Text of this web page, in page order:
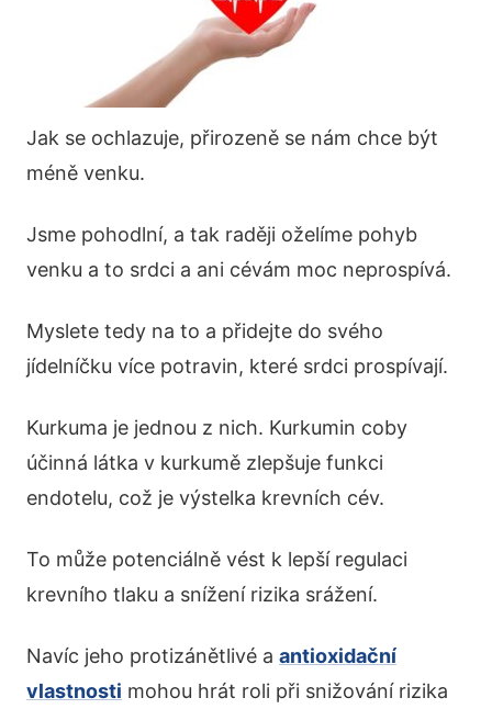
Jak se ochlazuje, přirozeně se nám chce být
méně venku.
Jsme pohodlní, a tak raději oželíme pohyb
venku a to srdci a ani cévám moc neprospívá.
Myslete tedy na to a přidejte do svého
jídelníčku více potravin, které srdci prospívají.
Kurkuma je jednou z nich. Kurkumin coby
účinná látka v kurkumě zlepšuje funkci
endotelu, což je výstelka krevních cév.
To může potenciálně vést k lepší regulaci
krevního tlaku a snížení rizika srážení.
Navíc jeho protizánětlivé a antioxidační
vlastnosti mohou hrát roli při snižování rizika